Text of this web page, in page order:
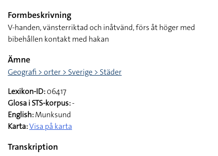
Formbeskrivning
V-handen, vänsterriktad och inåtvänd, förs åt höger med
bibehållen kontakt med hakan
Ämne
Geografi > orter > Sverige > Städer
Lexikon-ID:06417
Glosa i STS-korpus:-
English:Munksund
Karta:Visa på karta
Transkription